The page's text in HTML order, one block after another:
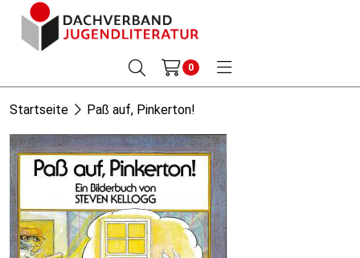
0
Startseite Paß auf, Pinkerton!